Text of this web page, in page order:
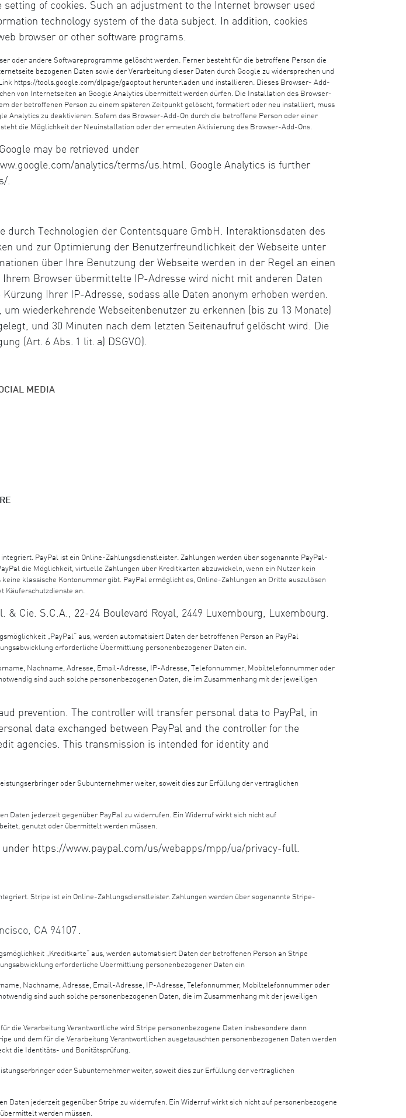
of cookies. Such an adjustment to the Internet browser used
technology system of the data subject. In addition, cookies
browser or other software programs.
oder andere Softwareprogramme gelöscht werden. Ferner besteht für die betroffene Person die
bezogenen Daten sowie der Verarbeitung dieser Daten durch Google zu widersprechen und
https://tools.google.com/dlpage/gaoptout herunterladen und installieren. Dieses Browser- Add-
von Internetseiten an Google Analytics übermittelt werden dürfen. Die Installation des Browser-
der betroffenen Person zu einem späteren Zeitpunkt gelöscht, formatiert oder neu installiert, muss
Analytics zu deaktivieren. Sofern das Browser-Add-On durch die betroffene Person oder einer
die Möglichkeit der Neuinstallation oder der erneuten Aktivierung des Browser-Add-Ons.
may be retrieved under
analytics/terms/us.html. Google Analytics is further
.
Technologien der Contentsquare GmbH. Interaktionsdaten des
und zur Optimierung der Benutzerfreundlichkeit der Webseite unter
über Ihre Benutzung der Webseite werden in der Regel an einen
Browser übermittelte IP-Adresse wird nicht mit anderen Daten
Ihrer IP-Adresse, sodass alle Daten anonym erhoben werden.
wiederkehrende Webseitenbenutzer zu erkennen (bis zu 13 Monate)
und 30 Minuten nach dem letzten Seitenaufruf gelöscht wird. Die
(Art. 6 Abs. 1 lit. a) DSGVO).
MEDIA
PayPal ist ein Online-Zahlungsdienstleister. Zahlungen werden über sogenannte PayPal-
die Möglichkeit, virtuelle Zahlungen über Kreditkarten abzuwickeln, wenn ein Nutzer kein
klassische Kontonummer gibt. PayPal ermöglicht es, Online-Zahlungen an Dritte auszulösen
Käuferschutzdienste an.
& Cie. S.C.A., 22-24 Boulevard Royal, 2449 Luxembourg, Luxembourg.
„PayPal“ aus, werden automatisiert Daten der betroffenen Person an PayPal
erforderliche Übermittlung personenbezogener Daten ein.
Nachname, Adresse, Email-Adresse, IP-Adresse, Telefonnummer, Mobiltelefonnummer oder
sind auch solche personenbezogenen Daten, die im Zusammenhang mit der jeweiligen
prevention. The controller will transfer personal data to PayPal, in
data exchanged between PayPal and the controller for the
agencies. This transmission is intended for identity and
oder Subunternehmer weiter, soweit dies zur Erfüllung der vertraglichen
Daten jederzeit gegenüber PayPal zu widerrufen. Ein Widerruf wirkt sich nicht auf
genutzt oder übermittelt werden müssen.
under https://www.paypal.com/us/webapps/mpp/ua/privacy-full.
Stripe ist ein Online-Zahlungsdienstleister. Zahlungen werden über sogenannte Stripe-
CA 94107 .
„Kreditkarte“ aus, werden automatisiert Daten der betroffenen Person an Stripe
erforderliche Übermittlung personenbezogener Daten ein
Nachname, Adresse, Email-Adresse, IP-Adresse, Telefonnummer, Mobiltelefonnummer oder
sind auch solche personenbezogenen Daten, die im Zusammenhang mit der jeweiligen
die Verarbeitung Verantwortliche wird Stripe personenbezogene Daten insbesondere dann
und dem für die Verarbeitung Verantwortlichen ausgetauschten personenbezogenen Daten werden
die Identitäts- und Bonitätsprüfung.
oder Subunternehmer weiter, soweit dies zur Erfüllung der vertraglichen
Daten jederzeit gegenüber Stripe zu widerrufen. Ein Widerruf wirkt sich nicht auf personenbezogene
werden müssen.